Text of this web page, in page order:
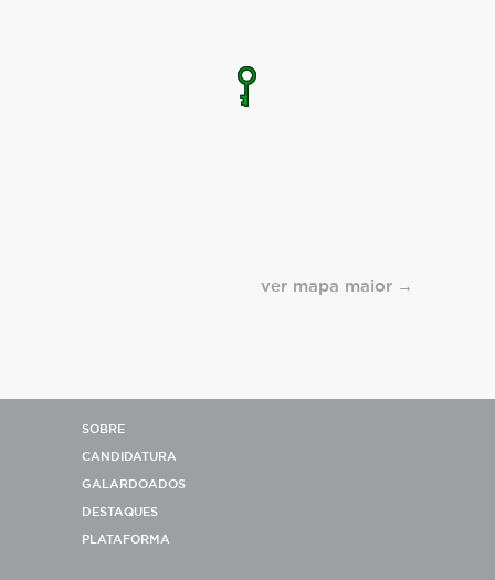
ver mapa maior
SOBRE
CANDIDATURA
GALARDOADOS
DESTAQUES
PLATAFORMA